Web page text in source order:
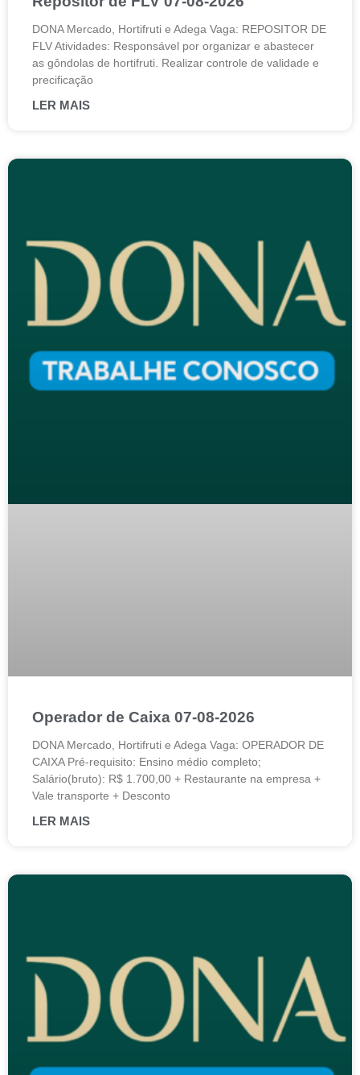
DONA Mercado, Hortifruti e Adega Vaga: REPOSITOR DE
FLV Atividades: Responsável por organizar e abastecer
as gôndolas de hortifruti. Realizar controle de validade e
precificação
LER MAIS
Operador de Caixa 07-08-2026
DONA Mercado, Hortifruti e Adega Vaga: OPERADOR DE
CAIXA Pré-requisito: Ensino médio completo;
Salário(bruto): R$ 1.700,00 + Restaurante na empresa +
Vale transporte + Desconto
LER MAIS